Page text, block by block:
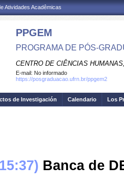
Atividades Acadêmicas
PPGEM
PROGRAMA DE PÓS-
CENTRO DE CIÊNCIAS
E-mail: No informado
https://posgraduacao.ufrn.br/ppgem2
de Investigación Calendario Los
Banca de